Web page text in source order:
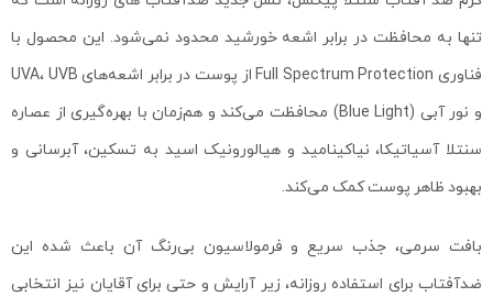
تنها به محافظت در برابر اشعه خورشید محدود نمی‌شود. این محصول با
فناوری Full Spectrum Protection از پوست در برابر اشعه‌های UVA، UVB
و نور آبی (Blue Light) محافظت می‌کند و هم‌زمان با بهره‌گیری از عصاره
سنتلا آسیاتیکا، نیاکینامید و هیالورونیک اسید به تسکین، آبرسانی و
بهبود ظاهر پوست کمک می‌کند.
بافت سرمی، جذب سریع و فرمولاسیون بی‌رنگ آن باعث شده این
ضدآفتاب برای استفاده روزانه، زیر آرایش و حتی برای آقایان نیز انتخابی